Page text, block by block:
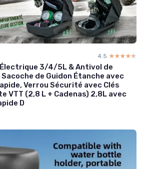
4.5 ☆☆☆☆☆
★★★★★
3/4/5L & Antivol de
Sacoche de Guidon Étanche avec
Verrou Sécurité avec Clés
VTT (2,8 L + Cadenas) 2,8L avec
D